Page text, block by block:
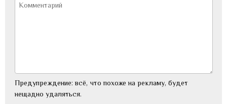
Предупреждение: всё, что похоже на рекламу, будет
нещадно удаляться.